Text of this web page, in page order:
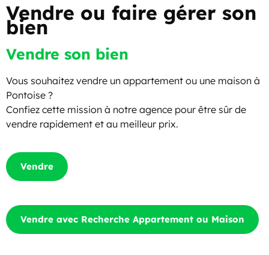
Vendre ou faire gérer son
bien
Vendre son bien
Vous souhaitez vendre un appartement ou une maison à
Pontoise ?
Confiez cette mission à notre agence pour être sûr de
vendre rapidement et au meilleur prix.
Vendre
Vendre avec Recherche Appartement ou Maison